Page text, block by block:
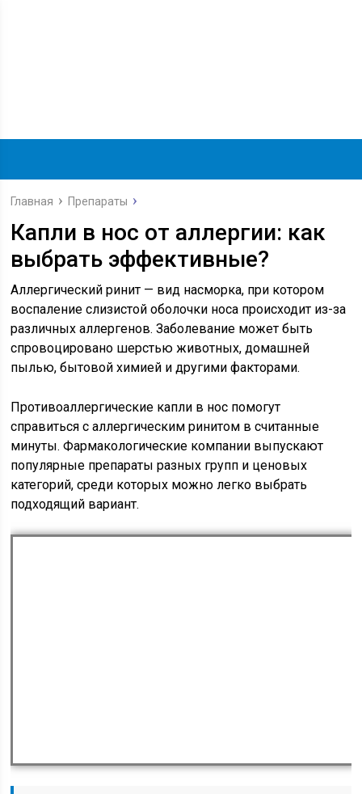
Главная Препараты
Капли в нос от аллергии: как
выбрать эффективные?
Аллергический ринит — вид насморка, при котором
воспаление слизистой оболочки носа происходит из-за
различных аллергенов. Заболевание может быть
спровоцировано шерстью животных, домашней
пылью, бытовой химией и другими факторами.
Противоаллергические капли в нос помогут
справиться с аллергическим ринитом в считанные
минуты. Фармакологические компании выпускают
популярные препараты разных групп и ценовых
категорий, среди которых можно легко выбрать
подходящий вариант.